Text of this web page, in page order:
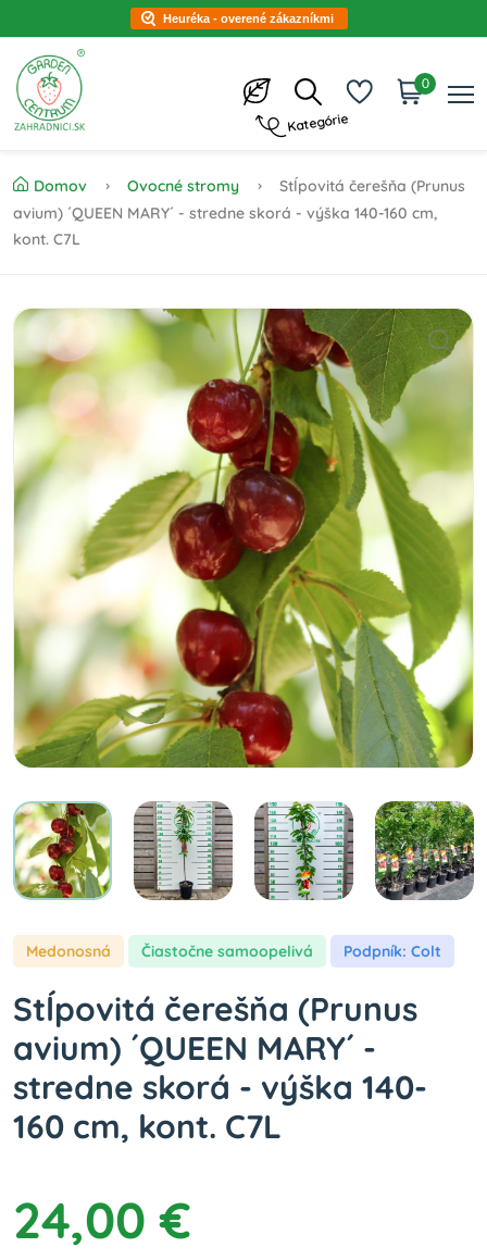
Heuréka - overené zákazníkmi
Kategórie
0
Domov Ovocné stromy
Stĺpovitá čerešňa (Prunus
avium) ´QUEEN MARY´ - stredne skorá - výška 140-160 cm,
kont. C7L
Medonosná čiastočne samoopelivá Podpník: Colt
Stĺpovitá čerešňa (Prunus
avium) ´QUEEN MARY´ -
stredne skorá - výška 140-
160 cm, kont. C7L
24,00 €